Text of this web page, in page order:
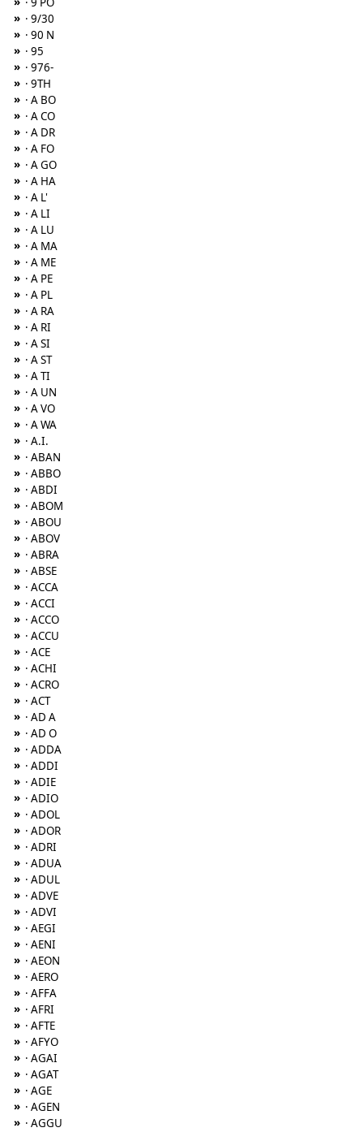
» · 9/30
» · 90 N
» · 95
» · 976-
» · 9TH
» · A BO
» · A CO
» · A DR
» · A FO
» · A GO
» · A HA
» · A L'
» · A LI
» · A LU
» · A MA
» · A ME
» · A PE
» · A PL
» · A RA
» · A RI
» · A SI
» · A ST
» · A TI
» · A UN
» · A VO
» · A WA
» · A.I.
» · ABAN
» · ABBO
» · ABDI
» · ABOM
» · ABOU
» · ABOV
» · ABRA
» · ABSE
» · ACCA
» · ACCI
» · ACCO
» · ACCU
» · ACE
» · ACHI
» · ACRO
» · ACT
» · AD A
» · AD O
» · ADDA
» · ADDI
» · ADIE
» · ADIO
» · ADOL
» · ADOR
» · ADRI
» · ADUA
» · ADUL
» · ADVE
» · ADVI
» · AEGI
» · AENI
» · AEON
» · AERO
» · AFFA
» · AFRI
» · AFTE
» · AFYO
» · AGAI
» · AGAT
» · AGE
» · AGEN
» · AGGU